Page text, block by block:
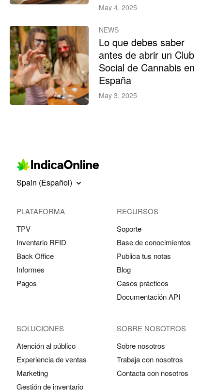
May 4, 2025
NEWS
Lo que debes saber
antes de abrir un Club
Social de Cannabis en
España
May 3, 2025
Spain (Español)
PLATAFORMA
TPV
Inventario RFID
Back Office
Informes
Pagos
SOLUCIONES
Atención al público
Experiencia de ventas
Marketing
Gestión de inventario
RECURSOS
Soporte
Base de conocimientos
Publica tus notas
Blog
Casos prácticos
Documentación API
SOBRE NOSOTROS
Sobre nosotros
Trabaja con nosotros
Contacta con nosotros